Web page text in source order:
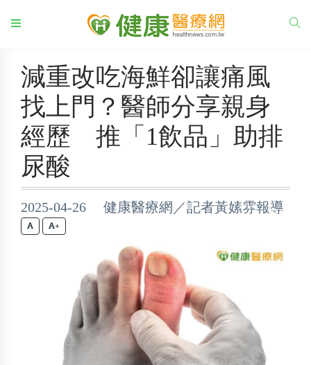
減重改吃海鮮卻讓痛風
找上門？醫師分享親身
經歷 推「1飲品」助排
尿酸
2025-04-26 健康醫療網／記者黃嫊雰報導
+